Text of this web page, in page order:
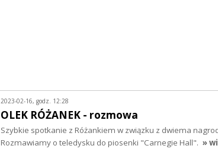
2023-02-16, godz. 12:28
OLEK RÓŻANEK - rozmowa
Szybkie spotkanie z Różankiem w związku z dwiema
Rozmawiamy o teledysku do piosenki "Carnegie Hall". »